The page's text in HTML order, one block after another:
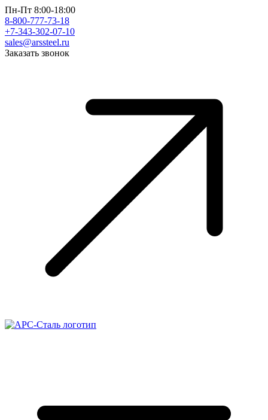
Пн-Пт 8:00-18:00
8-800-777-73-18
+7-343-302-07-10
sales@arssteel.ru
Заказать звонок